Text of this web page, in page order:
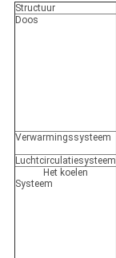
Structuur
Doos
Verwarmingssysteem
Luchtcirculatiesysteem
Het koelen
Systeem